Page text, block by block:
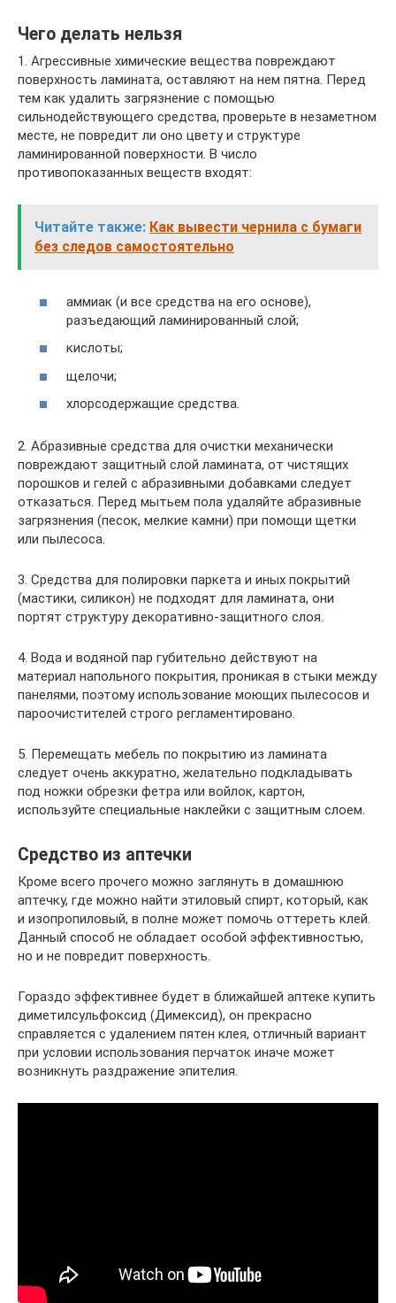
Чего делать нельзя
1. Агрессивные химические вещества повреждают
поверхность ламината, оставляют на нем пятна. Перед
тем как удалить загрязнение с помощью
сильнодействующего средства, проверьте в незаметном
месте, не повредит ли оно цвету и структуре
ламинированной поверхности. В число
противопоказанных веществ входят:
Читайте также: Как вывести чернила с бумаги
без следов самостоятельно
аммиак (и все средства на его основе),
разъедающий ламинированный слой;
кислоты;
щелочи;
хлорсодержащие средства.
2. Абразивные средства для очистки механически
повреждают защитный слой ламината, от чистящих
порошков и гелей с абразивными добавками следует
отказаться. Перед мытьем пола удаляйте абразивные
загрязнения (песок, мелкие камни) при помощи щетки
или пылесоса.
3. Средства для полировки паркета и иных покрытий
(мастики, силикон) не подходят для ламината, они
портят структуру декоративно-защитного слоя.
4. Вода и водяной пар губительно действуют на
материал напольного покрытия, проникая в стыки между
панелями, поэтому использование моющих пылесосов и
пароочистителей строго регламентировано.
5. Перемещать мебель по покрытию из ламината
следует очень аккуратно, желательно подкладывать
под ножки обрезки фетра или войлок, картон,
используйте специальные наклейки с защитным слоем.
Средство из аптечки
Кроме всего прочего можно заглянуть в домашнюю
аптечку, где можно найти этиловый спирт, который, как
и изопропиловый, в полне может помочь оттереть клей.
Данный способ не обладает особой эффективностью,
но и не повредит поверхность.
Гораздо эффективнее будет в ближайшей аптеке купить
диметилсульфоксид (Димексид), он прекрасно
справляется с удалением пятен клея, отличный вариант
при условии использования перчаток иначе может
возникнуть раздражение эпителия.